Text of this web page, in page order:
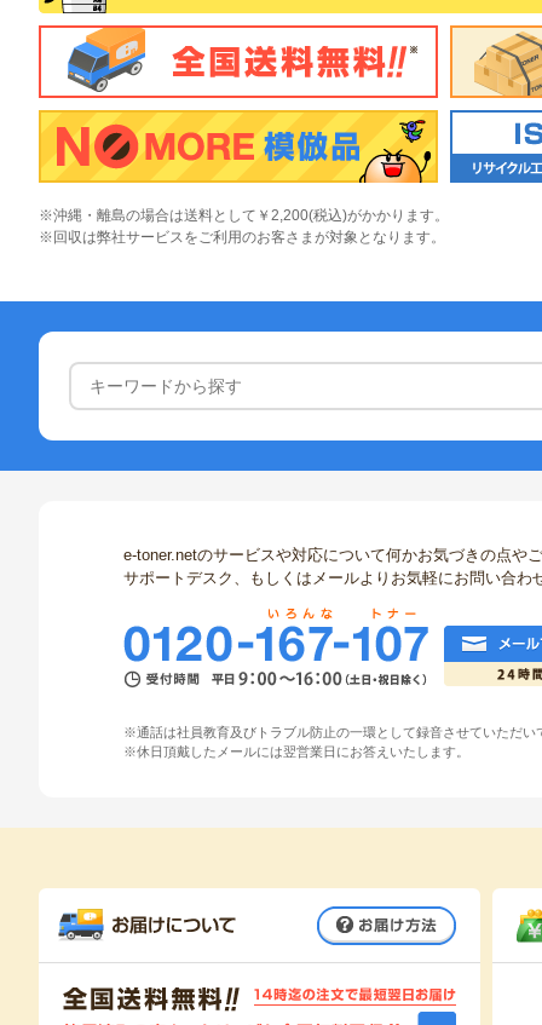
※沖縄・離島の場合は送料として￥2,200(税込)がかかります。
※回収は弊社サービスをご利用のお客さまが対象となります。
e-toner.netのサービスや対応について何かお気づきの点や
サポートデスク、もしくはメールよりお気軽にお問い合わ
※通話は社員教育及びトラブル防止の一環として録音させていただい
※休日頂戴したメールには翌営業日にお答えいたします。
お届け方